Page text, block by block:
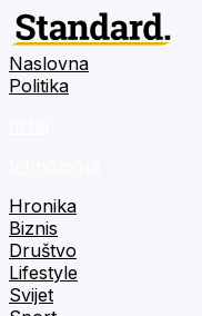
Naslovna
Politika
Hronika
Biznis
Društvo
Lifestyle
Svijet